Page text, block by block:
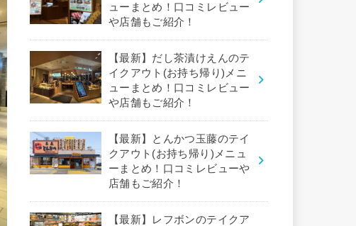
ューまとめ！口コミレビュー
や店舗もご紹介！
【最新】だし茶漬けえんのテ
イクアウト(お持ち帰り)メニ
ューまとめ！口コミレビュー
や店舗もご紹介！
【最新】とんかつ玉藤のテイ
クアウト(お持ち帰り)メニュ
ーまとめ！口コミレビューや
店舗もご紹介！
【最新】レフボンのテイクア